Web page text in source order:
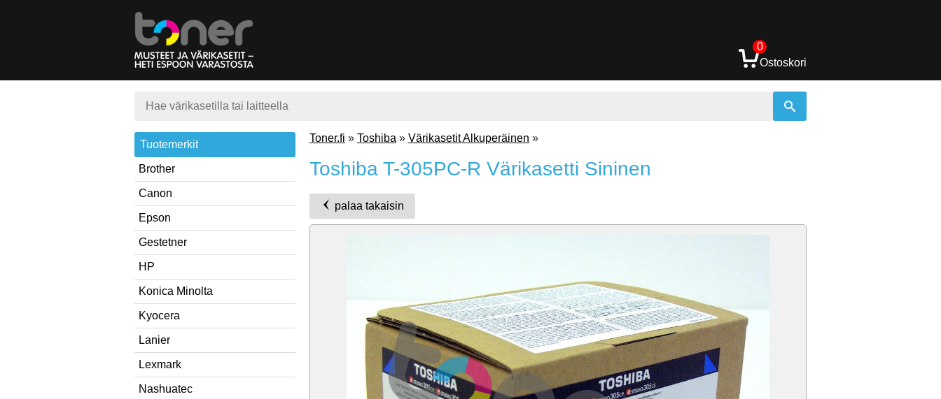
0
Ostoskori
Tuotemerkit
Brother
Canon
Epson
Gestetner
HP
Konica Minolta
Kyocera
Lanier
Lexmark
Nashuatec
Toner.fi » Toshiba » Värikasetit Alkuperäinen »
Toshiba T-305PC-R Värikasetti Sininen
palaa takaisin